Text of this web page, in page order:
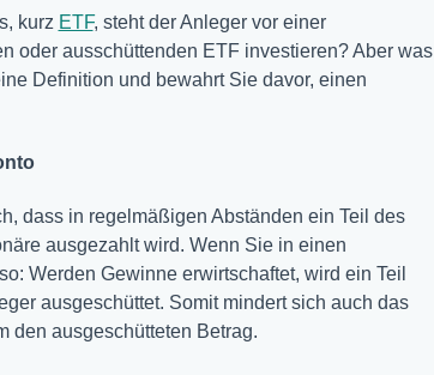
kurz ETF, steht der Anleger vor einer
oder ausschüttenden ETF investieren? Aber was
Definition und bewahrt Sie davor, einen
dass in regelmäßigen Abständen ein Teil des
ausgezahlt wird. Wenn Sie in einen
Werden Gewinne erwirtschaftet, wird ein Teil
ausgeschüttet. Somit mindert sich auch das
den ausgeschütteten Betrag.